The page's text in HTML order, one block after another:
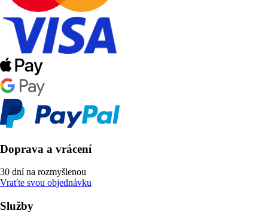
Doprava a vrácení
30 dní na rozmyšlenou
Vraťte svou objednávku
Služby